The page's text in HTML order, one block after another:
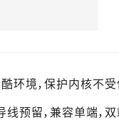
环境，保护内核不受
线预留，兼容单端，